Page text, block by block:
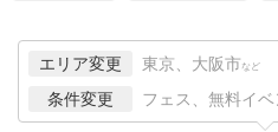
エリア変更 東京、大阪市 など
条件変更 フェス、無料イベ